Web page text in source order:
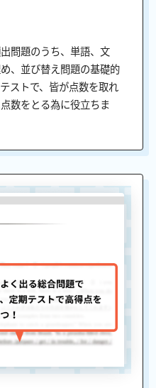
問題のうち、単語、文
、並び替え問題の基礎的
ストで、皆が点数を取れ
数をとる為に役立ちま